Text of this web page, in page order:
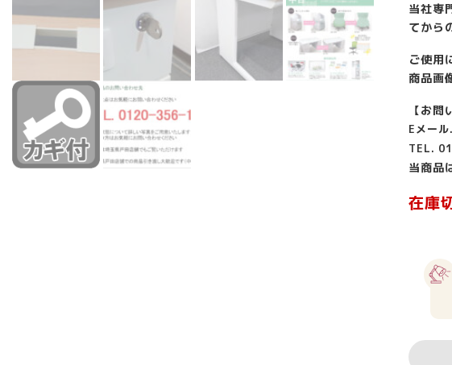
当社専
てから
ご使用
商品画
【お問
Eメー
TEL.
当商品
在庫